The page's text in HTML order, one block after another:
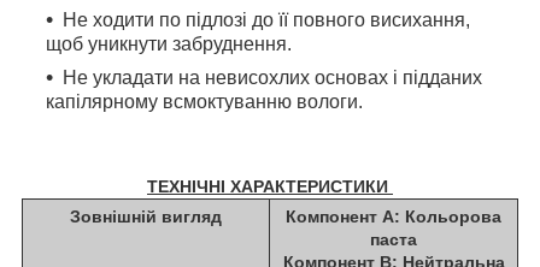
Не ходити по підлозі до її повного висихання,
щоб уникнути забруднення.
Не укладати на невисохлих основах і підданих
капілярному всмоктуванню вологи.
ТЕХНІЧНІ ХАРАКТЕРИСТИКИ
Зовнішній вигляд
Компонент А: Кольорова
паста
Компонент B: Нейтральна